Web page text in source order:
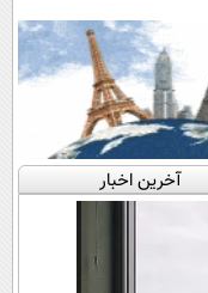
آخرین اخبار